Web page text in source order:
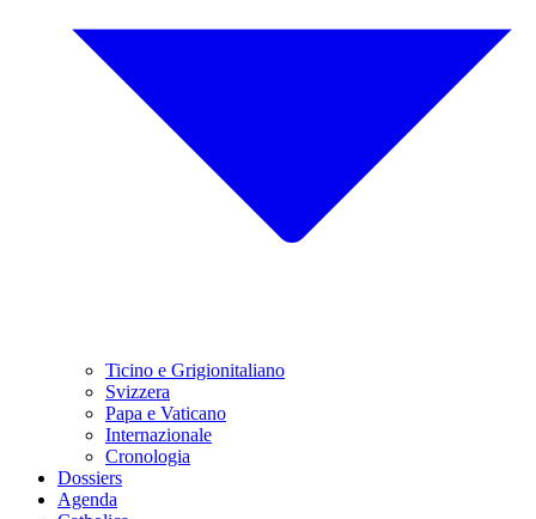
Ticino e Grigionitaliano
Svizzera
Papa e Vaticano
Internazionale
Cronologia
Dossiers
Agenda